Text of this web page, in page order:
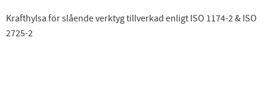
Krafthylsa för slående verktyg tillverkad enligt ISO 1174-2 & ISO
2725-2